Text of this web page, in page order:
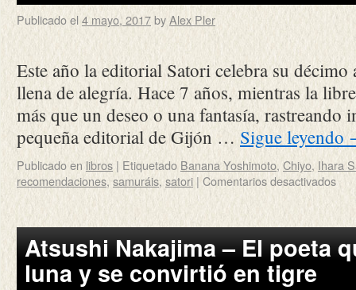
Publicado el 4 mayo, 2017byAlex Pler
Este año la editorial Satori celebra su décimo
llena de alegría. Hace 7 años, mientras la
más que un deseo o una fantasía, rastreando
pequeña editorial de Gijón … Sigue leyendo
Publicado en libros | Etiquetado Banana Yoshimoto, Chiyo, Ihara
recomendaciones, samuráis, satori | Comentarios desactivados
Atsushi Nakajima – El poeta
luna y se convirtió en tigre